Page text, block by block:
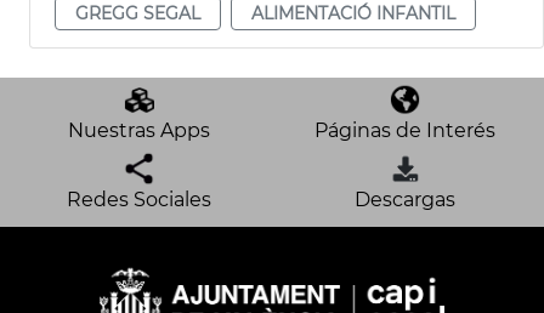
GREGG SEGAL
ALIMENTACIÓ INFANTIL
Nuestras Apps Páginas de Interés
Redes Sociales Descargas